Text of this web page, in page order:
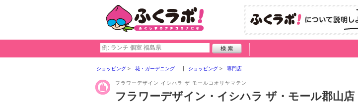
ショッピング 花・ガーデニング ショッピング 専門店
フラワーデザイン イシハラ ザ モールコオリヤマテン
フラワーデザイン・イシハラ ザ・モール郡山店